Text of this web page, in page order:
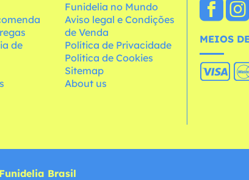
de
Funidelia no Mundo
Aviso legal e Condições
de Venda
Política de Privacidade
Política de Cookies
Sitemap
About us
MEIOS
Brasil